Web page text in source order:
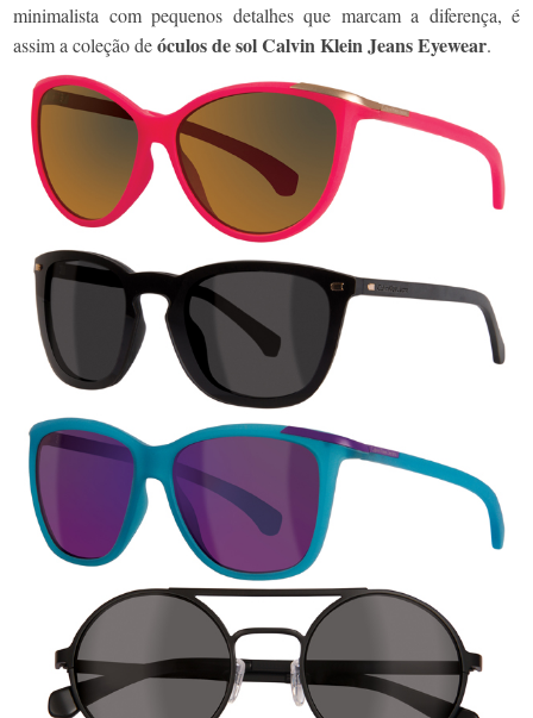
minimalista com pequenos detalhes que marcam a diferença, é
assim a coleção deóculos de sol Calvin Klein Jeans Eyewear.